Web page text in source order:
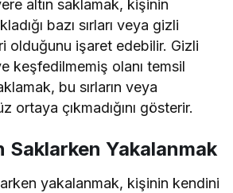
altın saklamak, kişinin
bazı sırları veya gizli
olduğunu işaret edebilir. Gizli
keşfedilmemiş olanı temsil
bu sırların veya
ortaya çıkmadığını gösterir.
Saklarken Yakalanmak
yakalanmak, kişinin kendini